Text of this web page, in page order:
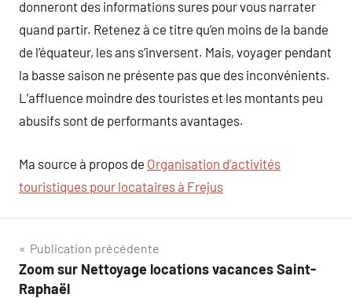
donneront des informations sures pour vous narrater
quand partir. Retenez à ce titre qu’en moins de la bande
de l’équateur, les ans s’inversent. Mais, voyager pendant
la basse saison ne présente pas que des inconvénients.
L’affluence moindre des touristes et les montants peu
abusifs sont de performants avantages.
Ma source à propos de Organisation d’activités
touristiques pour locataires à Frejus
Navigation
de
Publication précédente
Zoom sur Nettoyage locations vacances Saint-
Raphaël